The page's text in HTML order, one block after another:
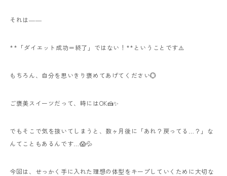
それは――
**「ダイエット成功＝終了」ではない！**ということです⚠️
もちろん、自分を思いきり褒めてあげてください💮
ご褒美スイーツだって、時にはOK🍰✨
でもそこで気を抜いてしまうと、数ヶ月後に「あれ？戻ってる…？」な
んてこともあるんです…😱💦
今回は、せっかく手に入れた理想の体型をキープしていくために大切な